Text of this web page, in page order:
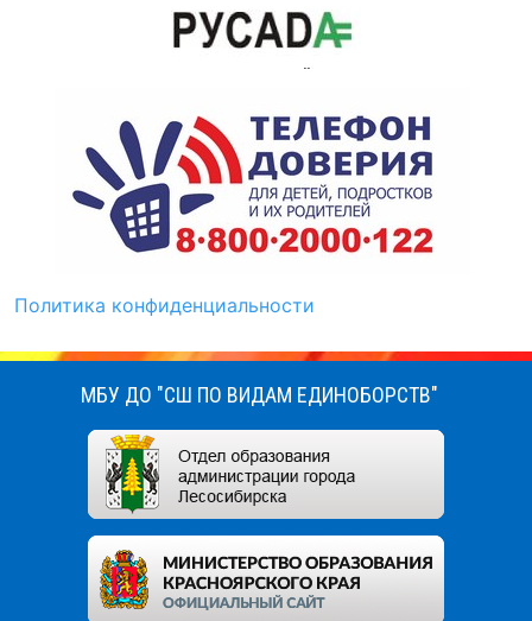
Политика конфиденциальности
МБУ ДО "СШ ПО ВИДАМ ЕДИНОБОРСТВ"